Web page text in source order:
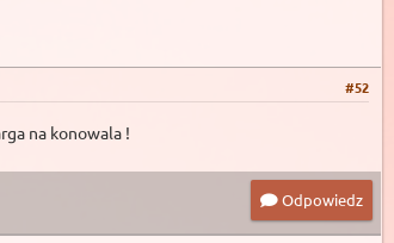
#52
na konowala !
Odpowiedz